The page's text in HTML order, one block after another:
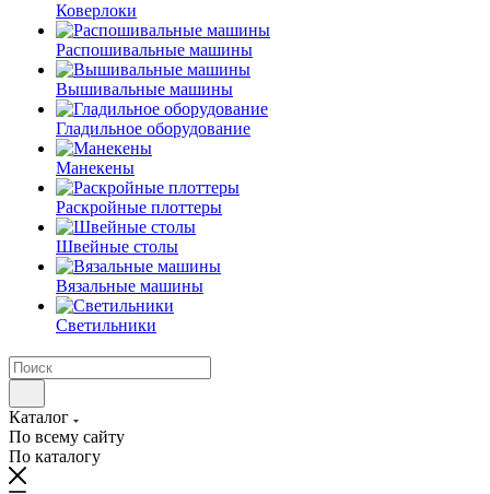
Коверлоки
Распошивальные машины
Вышивальные машины
Гладильное оборудование
Манекены
Раскройные плоттеры
Швейные столы
Вязальные машины
Светильники
Каталог
По всему сайту
По каталогу